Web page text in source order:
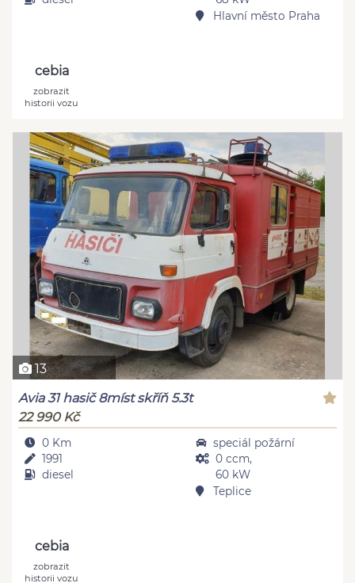
Hlavní město Praha
cebia
zobrazit
historii vozu
13
Avia 31 hasič 8míst skříň 5.3t
22 990 Kč
0 Km
1991
diesel
speciál požární
0 ccm,
60 kW
Teplice
cebia
zobrazit
historii vozu